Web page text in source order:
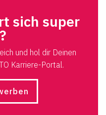
sich super
und hol dir Deinen
Karriere-Portal.